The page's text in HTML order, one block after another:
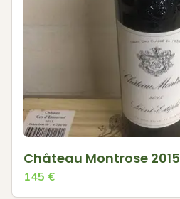
Château Montrose 2015
145 €